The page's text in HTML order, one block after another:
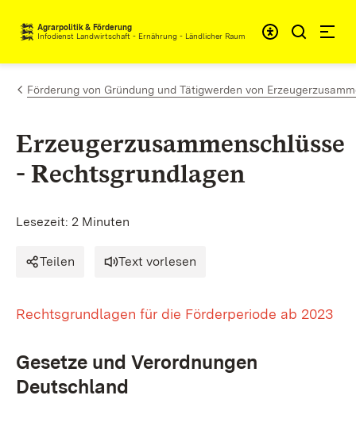
Zum Inhalt springen
Agrarpolitik & Förderung
Infodienst Landwirtschaft - Ernährung - Ländlicher Raum
Förderung von Gründung und Tätigwerden von
Erzeugerzusammenschlüsse
- Rechtsgrundlagen
Lesezeit: 2 Minuten
Teilen Text vorlesen
Rechtsgrundlagen für die Förderperiode ab 2023
Gesetze und Verordnungen
Deutschland